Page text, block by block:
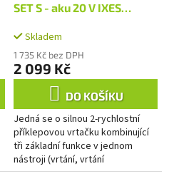
SET S - aku 20 V IXES
šroubovák + 2Ah baterie +
nabíječka 2,4 A
Skladem
1 735 Kč bez DPH
2 099 Kč
DO KOŠÍKU
Jedná se o silnou 2-rychlostní
příklepovou vrtačku kombinující
tři základní funkce v jednom
nástroji (vrtání, vrtání
s příklepem, šroubování), což z ní